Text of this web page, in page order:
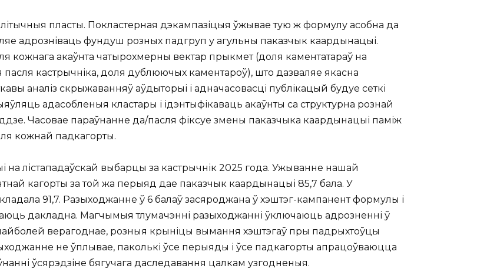
пласты. Покластерная дэкампазіцыя ўжывае тую ж формулу асобна да
адрозніваць фундуш розных падгруп у агульны паказчык каардынацыі.
кожнага акаўнта чатырохмерны вектар прыкмет (доля каментатараў на
пасля кастрычніка, доля дублюючых каментароў), што дазваляе якасна
аналіз скрыжаванняў аўдыторыі і адначасовасці публікацый будуе сеткі
адасобленыя кластары і ідэнтыфікаваць акаўнты са структурна рознай
Часовае параўнанне да/пасля фіксуе змены паказчыка каардынацыі паміж
кожнай падкагорты.
на лістападаўскай выбарцы за кастрычнік 2025 года. Ужыванне нашай
кагорты за той жа перыяд дае паказчык каардынацыі 85,7 бала. У
91,7. Разыходжанне ў 6 балаў засяроджана ў хэштэг-кампанент формулы і
дакладна. Магчымыя тлумачэнні разыходжанні ўключаюць адрозненні ў
верагоднае, розныя крыніцы вымання хэштэгаў пры падрыхтоўцы
не ўплывае, паколькі ўсе перыяды і ўсе падкагорты апрацоўваюцца
ўсярэдзіне бягучага даследавання цалкам узгодненыя.